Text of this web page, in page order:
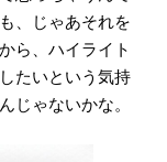
、じゃあそれを
ら、ハイライト
たいという気持
じゃないかな。